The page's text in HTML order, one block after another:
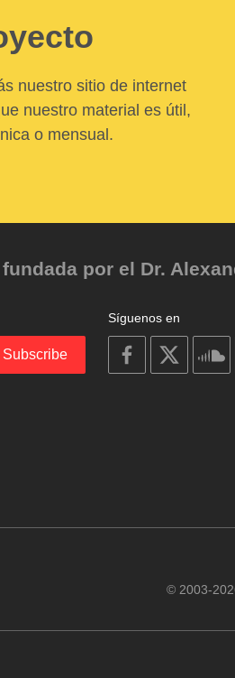
nuestro sitio de internet
nuestro material es útil,
o mensual.
por el Dr.
Síguenos en
on
facebook
on
Subscribe
© 2003-